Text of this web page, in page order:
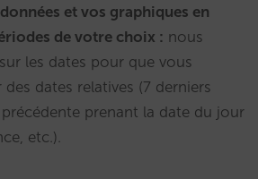
et vos graphiques en
de votre choix : nous
les dates pour que vous
dates relatives (7 derniers
prenant la date du jour
etc.).